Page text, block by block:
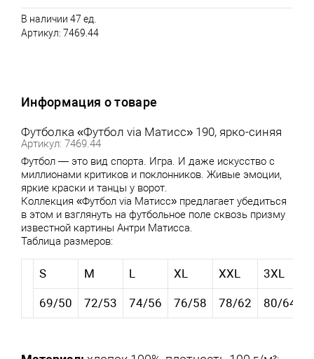
В наличии 47 ед.
Артикул: 7469.44
Информация о товаре
Футболка «Футбол via Матисс» 190, ярко-синяя
Артикул: 7469.44
Футбол — это вид спорта. Игра. И даже искусство с
миллионами критиков и поклонников. Живые эмоции,
яркие краски и танцы у ворот.
Коллекция «Футбол via Матисс» предлагает убедиться
в этом и взглянуть на футбольное поле сквозь призму
известной картины Антри Матисса.
Таблица размеров:
S M L XL XXL 3XL
69/50 72/53 74/56 76/58 78/62 80/64